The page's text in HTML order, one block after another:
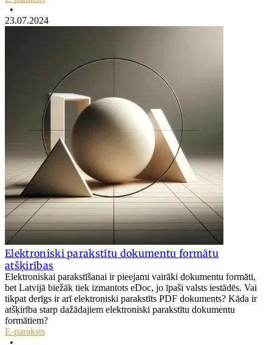
•
23.07.2024
Elektroniski parakstītu dokumentu formātu
atšķirības
Elektroniskai parakstīšanai ir pieejami vairāki dokumentu formāti,
bet Latvijā biežāk tiek izmantots eDoc, jo īpaši valsts iestādēs. Vai
tikpat derīgs ir arī elektroniski parakstīts PDF dokuments? Kāda ir
atšķirība starp dažādajiem elektroniski parakstītu dokumentu
formātiem?
E-paraksts
•